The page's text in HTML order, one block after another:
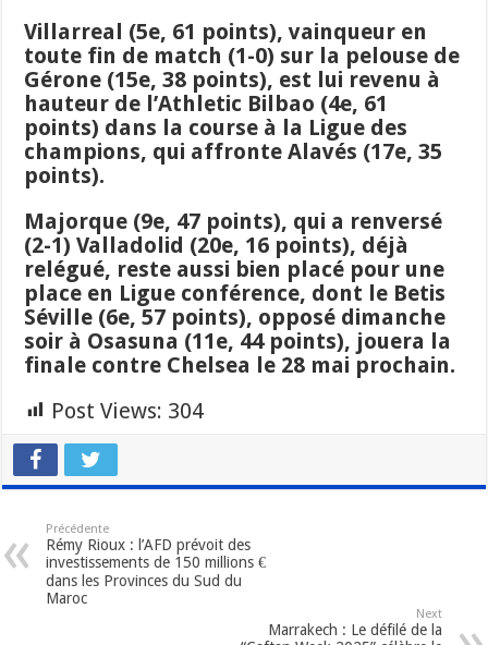
Villarreal (5e, 61 points), vainqueur en
toute fin de match (1-0) sur la pelouse de
Gérone (15e, 38 points), est lui revenu à
hauteur de l’Athletic Bilbao (4e, 61
points) dans la course à la Ligue des
champions, qui affronte Alavés (17e, 35
points).
Majorque (9e, 47 points), qui a renversé
(2-1) Valladolid (20e, 16 points), déjà
relégué, reste aussi bien placé pour une
place en Ligue conférence, dont le Betis
Séville (6e, 57 points), opposé dimanche
soir à Osasuna (11e, 44 points), jouera la
finale contre Chelsea le 28 mai prochain.
Post Views: 304
Précédente
Rémy Rioux : l’AFD prévoit des
investissements de 150 millions €
dans les Provinces du Sud du
Maroc
Next
Marrakech : Le défilé de la